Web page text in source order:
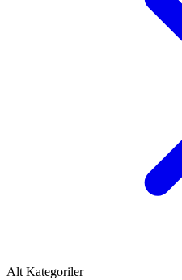
Alt Kategoriler